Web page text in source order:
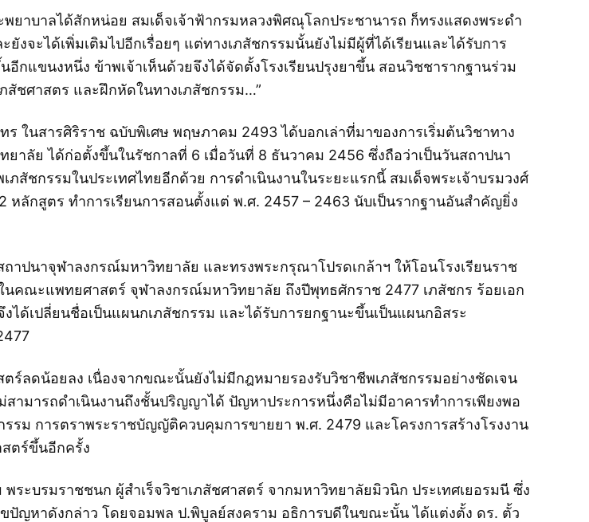
ยาบาลได้สักหน่อย สมเด็จเจ้าฟ้ากรมหลวงพิศณุโลกประชานารถ ก็ทรงแสดงพระดำ
จะได้เพิ่มเติมไปอีกเรื่อยๆ แต่ทางเภสัชกรรมนั้นยังไม่มีผู้ที่ได้เรียนและได้รับการ
กแขนงหนึ่ง ข้าพเจ้าเห็นด้วยจึงได้จัดตั้งโรงเรียนปรุงยาขึ้น สอนวิชชารากฐานร่วม
สัชศาสตร และฝึกหัดในทางเภสัชกรรม…”
ในสารศิริราช ฉบับพิเศษ พฤษภาคม 2493 ได้บอกเล่าที่มาของการเริ่มต้นวิชาทาง
าลัย ได้ก่อตั้งขึ้นในรัชกาลที่ 6 เมื่อวันที่ 8 ธันวาคม 2456 ซึ่งถือว่าเป็นวันสถาปนา
ชกรรมในประเทศไทยอีกด้วย การดำเนินงานในระยะแรกนี้ สมเด็จพระเจ้าบรมวงศ์
ลักสูตร ทำการเรียนการสอนตั้งแต่ พ.ศ. 2457 – 2463 นับเป็นรากฐานอันสำคัญยิ่ง
าปนาจุฬาลงกรณ์มหาวิทยาลัย และทรงพระกรุณาโปรดเกล้าฯ ให้โอนโรงเรียนราช
คณะแพทยศาสตร์ จุฬาลงกรณ์มหาวิทยาลัย ถึงปีพุทธศักราช 2477 เภสัชกร ร้อยเอก
ได้เปลี่ยนชื่อเป็นแผนกเภสัชกรรม และได้รับการยกฐานะขึ้นเป็นแผนกอิสระ
ร์ลดน้อยลง เนื่องจากขณะนั้นยังไม่มีกฎหมายรองรับวิชาชีพเภสัชกรรมอย่างชัดเจน
ามารถดำเนินงานถึงชั้นปริญญาได้ ปัญหาประการหนึ่งคือไม่มีอาคารทำการเพียงพอ
รม การตราพระราชบัญญัติควบคุมการขายยา พ.ศ. 2479 และโครงการสร้างโรงงาน
ตร์ขึ้นอีกครั้ง
ะบรมราชชนก ผู้สำเร็จวิชาเภสัชศาสตร์ จากมหาวิทยาลัยมิวนิก ประเทศเยอรมนี ซึ่ง
ญหาดังกล่าว โดยจอมพล ป.พิบูลย์สงคราม อธิการบดีในขณะนั้น ได้แต่งตั้ง ดร. ตั้ว